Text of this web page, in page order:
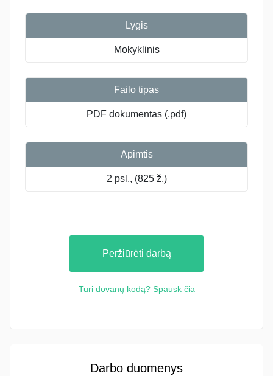
Lygis
Mokyklinis
Failo tipas
PDF dokumentas (.pdf)
Apimtis
2 psl., (825 ž.)
Peržiūrėti darbą
Turi dovanų kodą? Spausk čia
Darbo duomenys